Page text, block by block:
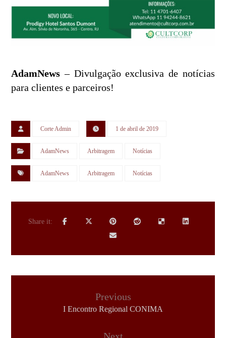
AdamNews – Divulgação exclusiva de notícias
para clientes e parceiros!
Corte Admin 1 de abril de 2019
AdamNews Arbitragem Notícias
AdamNews Arbitragem Notícias
Previous
I Encontro Regional CONIMA